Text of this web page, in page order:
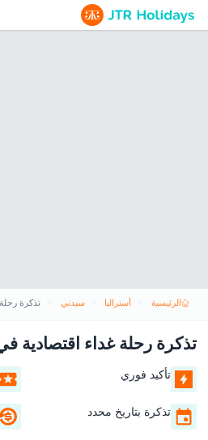
الرئيسية أستراليا سيدني
تذكرة رحلة غداء اقتصادية
تأكيد فوري
تذكرة بتاريخ محدد